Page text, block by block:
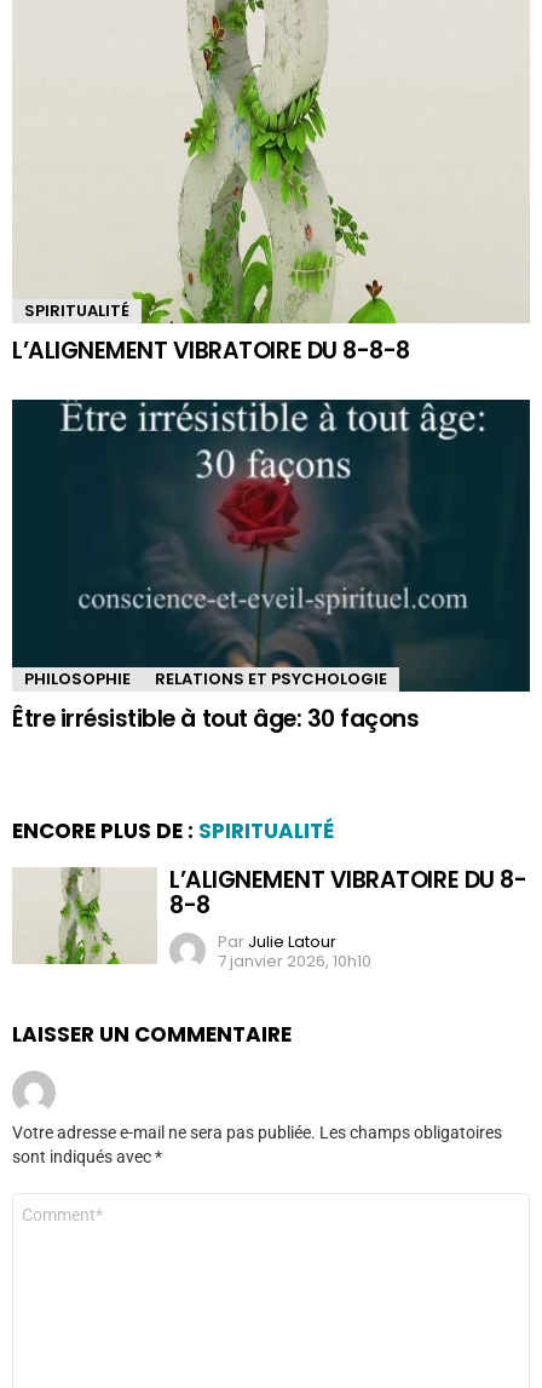
SPIRITUALITÉ
L’ALIGNEMENT VIBRATOIRE DU 8-8-8
PHILOSOPHIE RELATIONS ET PSYCHOLOGIE
Être irrésistible à tout âge: 30 façons
ENCORE PLUS DE : SPIRITUALITÉ
L’ALIGNEMENT VIBRATOIRE DU 8-
8-8
Par Julie Latour
7 janvier 2026, 10h10
LAISSER UN COMMENTAIRE
Votre adresse e-mail ne sera pas publiée. Les champs obligatoires
sont indiqués avec*
Commentaire